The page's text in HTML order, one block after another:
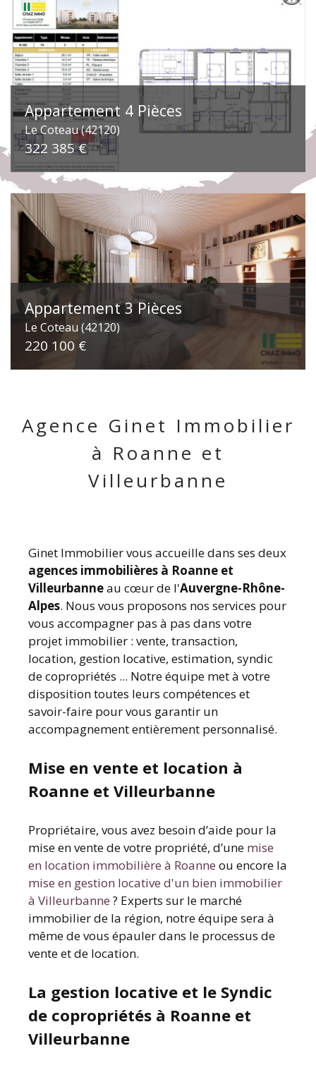
Appartement 4 Pièces
Le Coteau (42120)
322 385 €
Appartement 3 Pièces
Le Coteau (42120)
220 100 €
Agence Ginet Immobilier
à Roanne et
Villeurbanne
Ginet Immobilier vous accueille dans ses deux
agences immobilières à Roanne et
Villeurbanneau cœur de l'Auvergne-Rhône-
Alpes. Nous vous proposons nos services pour
vous accompagner pas à pas dans votre
projet immobilier : vente, transaction,
location, gestion locative, estimation, syndic
de copropriétés ... Notre équipe met à votre
disposition toutes leurs compétences et
savoir-faire pour vous garantir un
accompagnement entièrement personnalisé.
Mise en vente et location à
Roanne et Villeurbanne
Propriétaire, vous avez besoin d’aide pour la
mise en vente de votre propriété, d’une mise
en location immobilière à Roanne ou encore la
mise en gestion locative d'un bien immobilier
à Villeurbanne ? Experts sur le marché
immobilier de la région, notre équipe sera à
même de vous épauler dans le processus de
vente et de location.
La gestion locative et le Syndic
de copropriétés à Roanne et
Villeurbanne